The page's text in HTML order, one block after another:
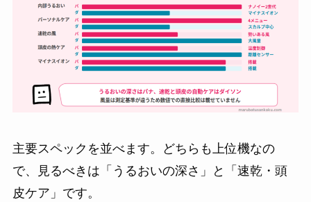
主要スペックを並べます。どちらも上位機なの
で、見るべきは「うるおいの深さ」と「速乾・頭
皮ケア」です。